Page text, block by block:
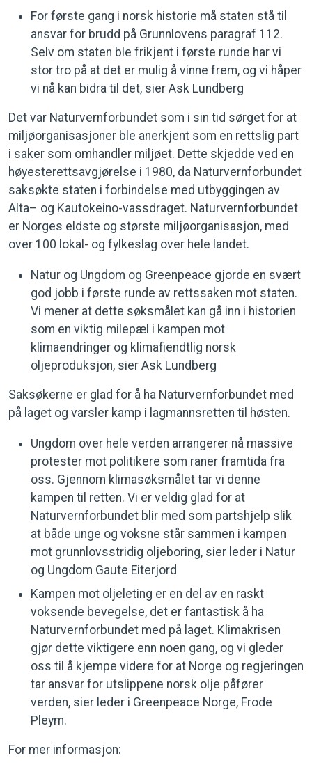
For første gang i norsk historie må staten stå til
ansvar for brudd på Grunnlovens paragraf 112.
Selv om staten ble frikjent i første runde har vi
stor tro på at det er mulig å vinne frem, og vi håper
vi nå kan bidra til det, sier Ask Lundberg
Det var Naturvernforbundet som i sin tid sørget for at
miljøorganisasjoner ble anerkjent som en rettslig part
i saker som omhandler miljøet. Dette skjedde ved en
høyesterettsavgjørelse i 1980, da Naturvernforbundet
saksøkte staten i forbindelse med utbyggingen av
Alta– og Kautokeino-vassdraget. Naturvernforbundet
er Norges eldste og største miljøorganisasjon, med
over 100 lokal- og fylkeslag over hele landet.
Natur og Ungdom og Greenpeace gjorde en svært
god jobb i første runde av rettssaken mot staten.
Vi mener at dette søksmålet kan gå inn i historien
som en viktig milepæl i kampen mot
klimaendringer og klimafiendtlig norsk
oljeproduksjon, sier Ask Lundberg
Saksøkerne er glad for å ha Naturvernforbundet med
på laget og varsler kamp i lagmannsretten til høsten.
Ungdom over hele verden arrangerer nå massive
protester mot politikere som raner framtida fra
oss. Gjennom klimasøksmålet tar vi denne
kampen til retten. Vi er veldig glad for at
Naturvernforbundet blir med som partshjelp slik
at både unge og voksne står sammen i kampen
mot grunnlovsstridig oljeboring, sier leder i Natur
og Ungdom Gaute Eiterjord
Kampen mot oljeleting er en del av en raskt
voksende bevegelse, det er fantastisk å ha
Naturvernforbundet med på laget. Klimakrisen
gjør dette viktigere enn noen gang, og vi gleder
oss til å kjempe videre for at Norge og regjeringen
tar ansvar for utslippene norsk olje påfører
verden, sier leder i Greenpeace Norge, Frode
Pleym.
For mer informasjon: